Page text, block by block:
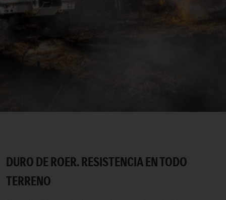
DURO DE ROER. RESISTENCIA EN TODO
TERRENO